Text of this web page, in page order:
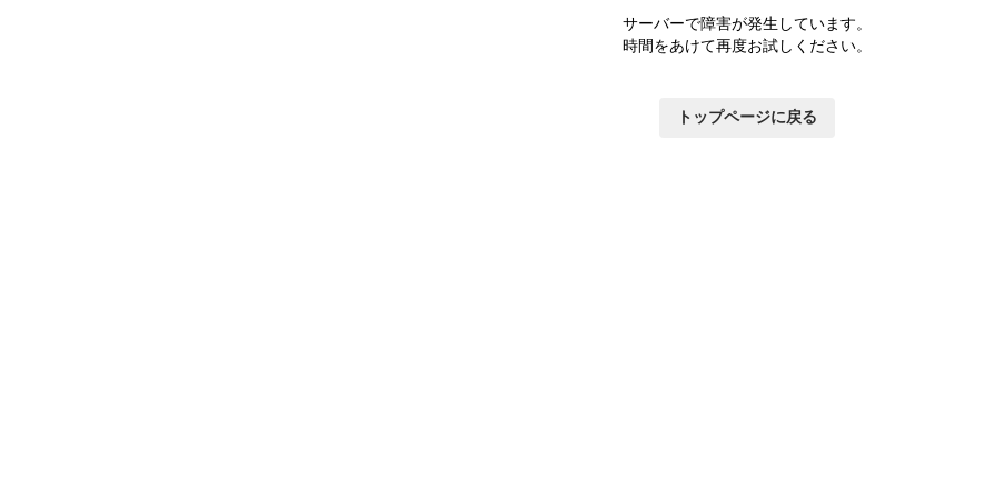
サーバーで障害が発生しています。
時間をあけて再度お試しください。
トップページに戻る